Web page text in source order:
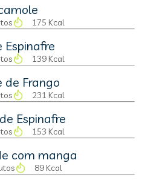
175 Kcal
Espinafre
139 Kcal
de Frango
231 Kcal
Espinafre
153 Kcal
com manga
89 Kcal